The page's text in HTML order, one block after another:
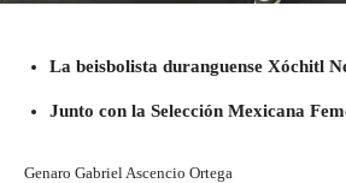
La beisbolista duranguense Xóchitl
Junto con la Selección Mexicana
Genaro Gabriel Ascencio Ortega